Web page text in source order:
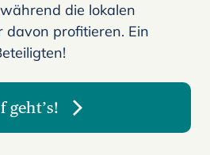
die lokalen
davon profitieren. Ein
geht’s!